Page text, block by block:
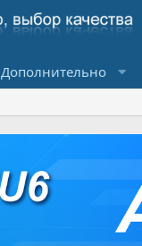
Дополнительно